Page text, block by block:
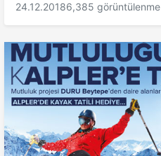
24.12.20186,385 görüntülenme